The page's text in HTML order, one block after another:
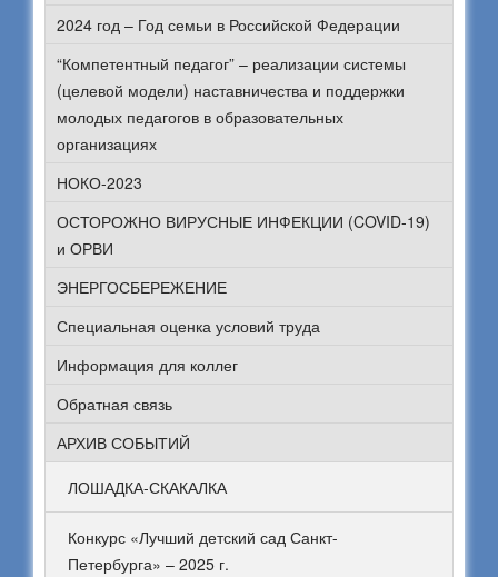
2024 год – Год семьи в Российской Федерации
“Компетентный педагог” – реализации системы
(целевой модели) наставничества и поддержки
молодых педагогов в образовательных
организациях
НОКО-2023
ОСТОРОЖНО ВИРУСНЫЕ ИНФЕКЦИИ (COVID-19)
и ОРВИ
ЭНЕРГОСБЕРЕЖЕНИЕ
Специальная оценка условий труда
Информация для коллег
Обратная связь
АРХИВ СОБЫТИЙ
ЛОШАДКА-СКАКАЛКА
Конкурс «Лучший детский сад Санкт-
Петербурга» – 2025 г.